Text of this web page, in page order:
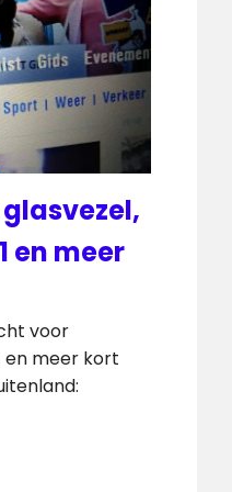
en meer
voor
en meer kort